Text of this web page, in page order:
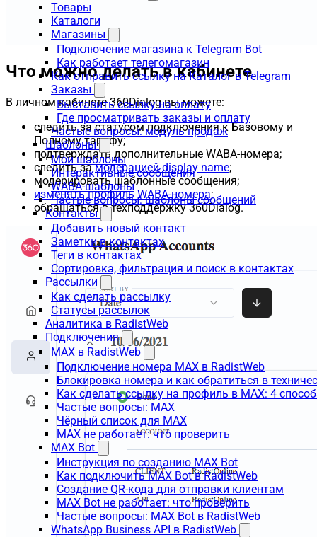
Товары
Каталоги
Магазины
Подключение магазина к Telegram Bot
Как работает телегомагазин
Как отправить ссылку на Каталог в Telegram
Заказы
Выставить ссылку на оплату
Где просматривать заказы и оплату
Частые вопросы: модуль продаж
Шаблоны
Мои шаблоны
Интерактивные сообщения
WABA-шаблоны
Частые вопросы: шаблоны сообщений
Контакты
Добавить новый контакт
Заметки в контактах
Теги в контактах
Сортировка, фильтрация и поиск в контактах
Рассылки
Как сделать рассылку
Статусы рассылок
Аналитика в RadistWeb
Подключения
MAX в RadistWeb
Подключение номера MAX в RadistWeb
Блокировка номера и как обратиться в
Как сделать ссылку на профиль в MAX: 4
Частые вопросы: MAX
Чёрный список для MAX
MAX не работает: что проверить
MAX Bot
Инструкция по созданию MAX Bot
Как подключить MAX Bot в RadistWeb
Создание QR-кода для отправки клиентам
MAX Bot не работает: что проверить
Частые вопросы: MAX Bot в RadistWeb
WhatsApp Business API в RadistWeb
Что можно делать в кабинете
В личном кабинете 360Dialog вы можете:
следить за статусом подключения к Базовому и
Полному тарифу;
подтверждать дополнительные WABA-номера;
следить замодерацией display name;
модерировать шаблонные сообщения;
изменять профиль WABA-номера;
обращаться в техподдержку 360Dialog.